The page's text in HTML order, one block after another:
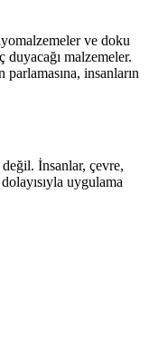
ve doku
malzemeler.
insanların
İnsanlar, çevre,
uygulama